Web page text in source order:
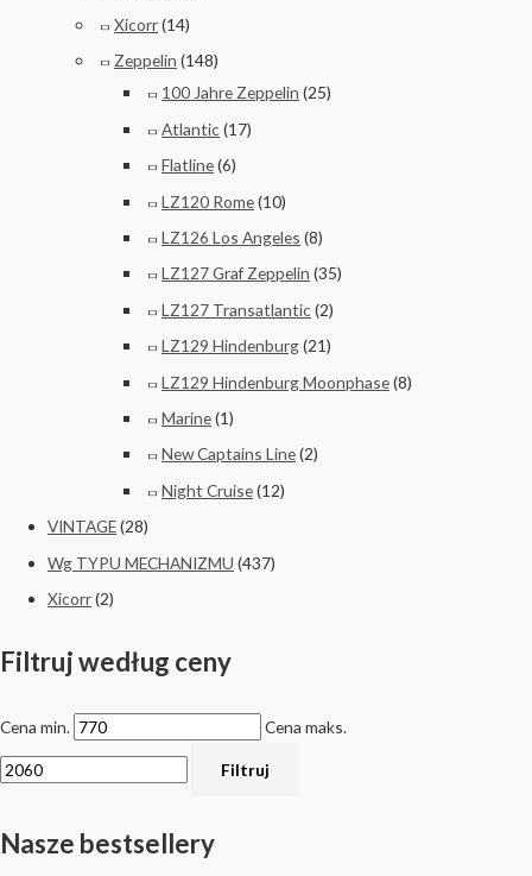
Xicorr(14)
Zeppelin (148)
100 Jahre Zeppelin (25)
Atlantic(17)
Flatline(6)
LZ120 Rome(10)
LZ126 Los Angeles (8)
LZ127 Graf Zeppelin (35)
LZ127 Transatlantic(2)
LZ129 Hindenburg(21)
LZ129 Hindenburg Moonphase(8)
Marine(1)
New Captains Line(2)
Night Cruise(12)
VINTAGE(28)
Wg TYPU MECHANIZMU (437)
Xicorr(2)
Filtruj według ceny
Cena min. Cena maks.
Filtruj
Nasze bestsellery